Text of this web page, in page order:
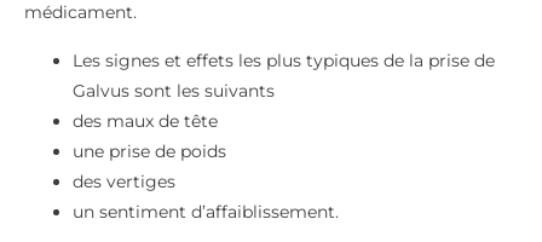
médicament.
Les signes et effets les plus typiques de la prise de
Galvus sont les suivants
des maux de tête
une prise de poids
des vertiges
un sentiment d’affaiblissement.